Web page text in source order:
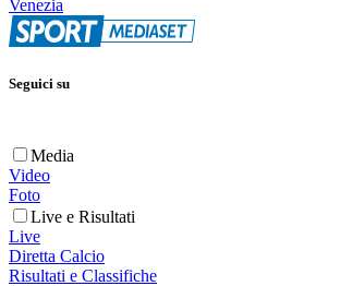
Venezia
Seguici su
Media
Video
Foto
Live e Risultati
Live
Diretta Calcio
Risultati e Classifiche